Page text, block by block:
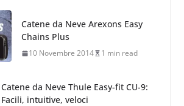
Catene da Neve Thule Easy-fit CU-9:
Facili, intuitive, veloci
13 Ottobre 2014 1 min read
Calze da Neve Arexocks by
Arexons